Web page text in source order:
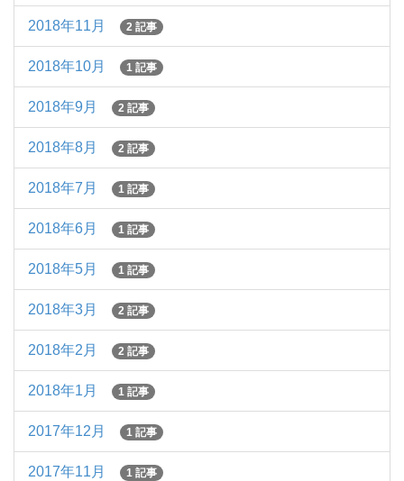
2018年11月 2 記事
2018年10月 1 記事
2018年9月 2 記事
2018年8月 2 記事
2018年7月 1 記事
2018年6月 1 記事
2018年5月 1 記事
2018年3月 2 記事
2018年2月 2 記事
2018年1月 1 記事
2017年12月 1 記事
2017年11月 1 記事